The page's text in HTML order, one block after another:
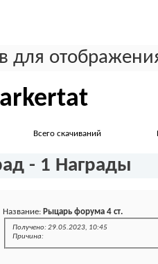
для
Всего скачиваний
- 1 Награды
Название: Рыцарь форума 4 ст.
Получено: 29.05.2023, 10:45
Причина: